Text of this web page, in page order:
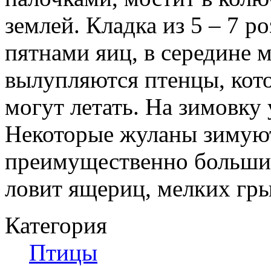
землей. Кладка из 5 – 7
пятнами яиц, в середине
вылупляются птенцы,
могут летать. На зимовку
Некоторые жуланы
преимущественно
ловит ящериц, мелких
Категория
Птицы